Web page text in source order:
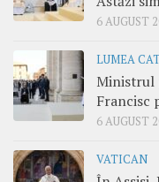
6 AUGUST
LUMEA
Ministrul
Francisc
6 AUGUST
VATICAN